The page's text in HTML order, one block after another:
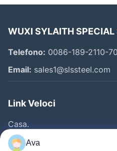
WUXI SYLAITH SPECIAL
Telefono: 0086-189-2110-
Email: sales1@slssteel.com
Link Veloci
Casa.
Prodotti
Ava